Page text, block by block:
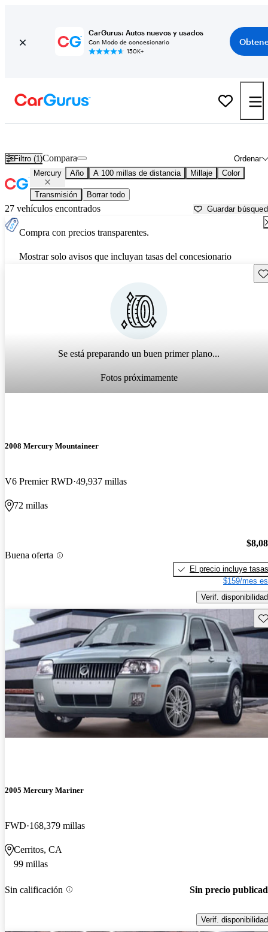
CarGurus: Autos nuevos y usados
Con Modo de concesionario
150K+
Filtro (1) Ordenar
Compara
Mercury Año A 100 millas de distancia Millaje Color
Transmisión Borrar todo
27 vehículos encontrados Guardar
Compra con precios transparentes.
Mostrar solo avisos que incluyan tasas del concesionario
Se está preparando un buen primer plano...
Fotos próximamente
2008 Mercury Mountaineer
V6 Premier RWD 49,937 millas
72 millas
Buena oferta
El precio incluye tasas
$159/mes
Verif. disponibilidad
2005 Mercury Mariner
FWD 168,379 millas
Cerritos, CA
99 millas
Sin calificación Sin precio
Verif. disponibilidad